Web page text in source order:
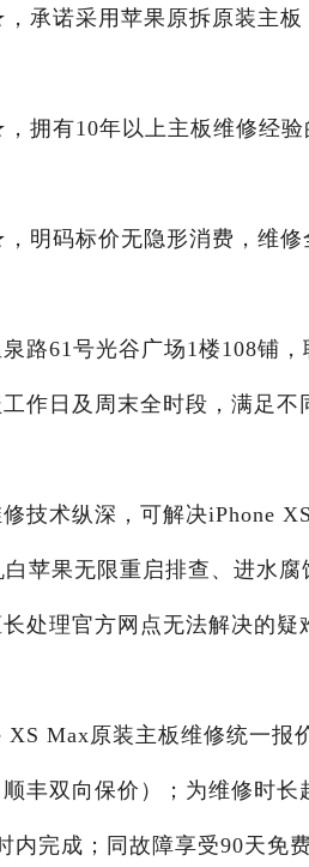
诺采用苹果原拆原装主板
有10年以上主板维修经验
码标价无隐形消费，维修
路61号光谷广场1楼108铺
作日及周末全时段，满足不
技术纵深，可解决iPhone
苹果无限重启排查、进水
处理官方网点无法解决的疑
XS Max原装主板维修统一报
丰双向保价）；为维修时长
完成；同故障享受90天免费